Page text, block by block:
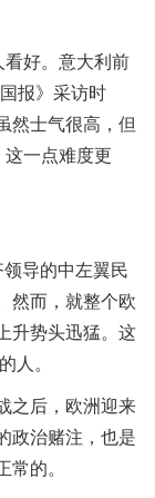
看好。意大利前
报》采访时
然士气很高，但
这一点难度更
导的中左翼民
然而，就整个欧
升势头迅猛。这
人。
之后，欧洲迎来
政治赌注，也是
常的。